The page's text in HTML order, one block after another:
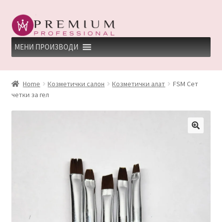
Skip
to
navigation
Skip
to
content
МЕНИ ПРОИЗВОДИ
HOME
PREMIUM PROFESSIONAL LINKS
КЕРАТИНСКИ ТРЕМАН BY KYANA QUEEN
Home Козметички салон Козметички алат
FSM Сет
четки за гел